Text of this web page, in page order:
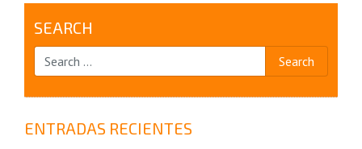
SEARCH
ENTRADAS RECIENTES